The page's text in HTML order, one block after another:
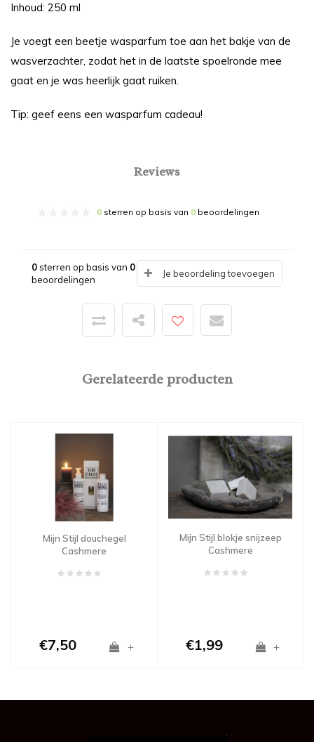
Inhoud: 250 ml
Je voegt een beetje wasparfum toe aan het bakje van de
wasverzachter, zodat het in de laatste spoelronde mee
gaat en je was heerlijk gaat ruiken.
Tip: geef eens een wasparfum cadeau!
Reviews
0 sterren op basis van 0 beoordelingen
0sterren op basis van 0
beoordelingen
Je beoordeling toevoegen
Gerelateerde producten
Mijn Stijl douchegel
Cashmere
€7,50 +
Mijn Stijl blokje snijzeep
Cashmere
€1,99 +